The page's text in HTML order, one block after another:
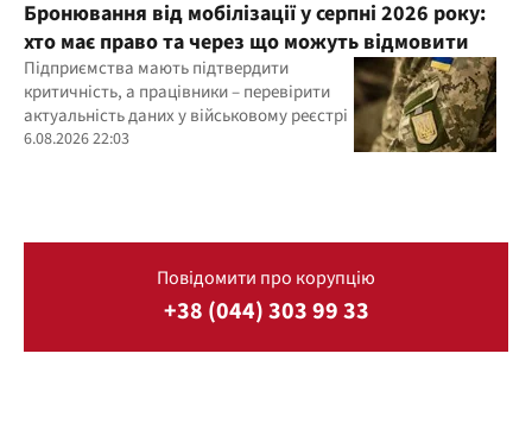
Бронювання від мобілізації у серпні 2026 року:
хто має право та через що можуть відмовити
Підприємства мають підтвердити
критичність, а працівники – перевірити
актуальність даних у військовому реєстрі
6.08.2026 22:03
Повідомити про корупцію
+38 (044) 303 99 33